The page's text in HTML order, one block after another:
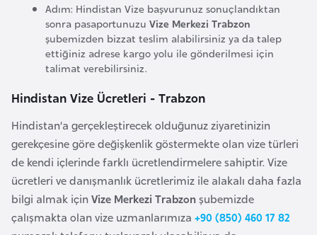
Adım: Hindistan Vize başvurunuz sonuçlandıktan
sonra pasaportunuzu Vize Merkezi Trabzon
şubemizden bizzat teslim alabilirsiniz ya da talep
ettiğiniz adrese kargo yolu ile gönderilmesi için
talimat verebilirsiniz.
Hindistan Vize Ücretleri - Trabzon
Hindistan’a gerçekleştirecek olduğunuz ziyaretinizin
gerekçesine göre değişkenlik göstermekte olan vize türleri
de kendi içlerinde farklı ücretlendirmelere sahiptir. Vize
ücretleri ve danışmanlık ücretlerimiz ile alakalı daha fazla
bilgi almak içinVize Merkezi Trabzonşubemizde
çalışmakta olan vize uzmanlarımıza +90 (850) 460 17 82
u
l
g
a
r
i